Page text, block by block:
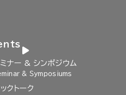
ナー & シンポジウム
& Symposiums
クトーク